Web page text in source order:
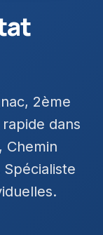
2ème
dans
Chemin